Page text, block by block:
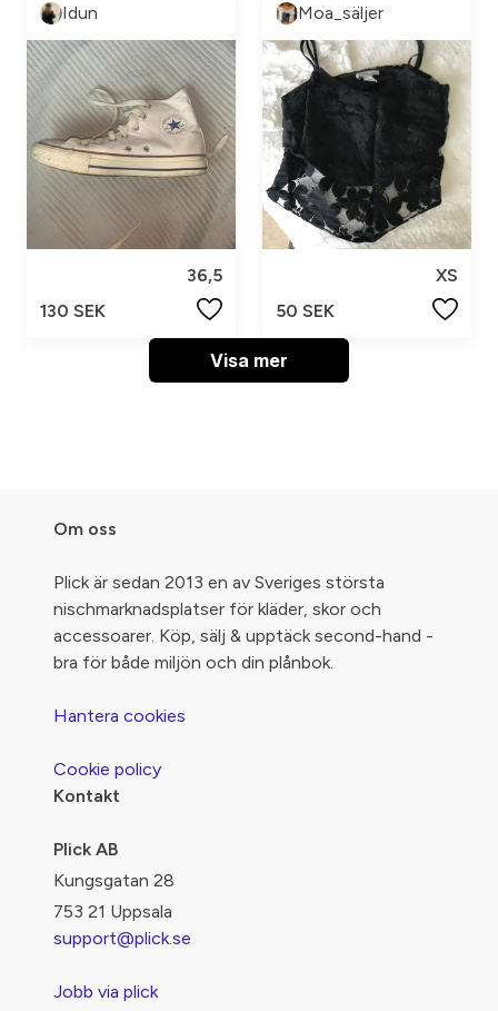
Idun
36,5
130 SEK
Moa_säljer
XS
50 SEK
Visa mer
Om oss
Plick är sedan 2013 en av Sveriges största
nischmarknadsplatser för kläder, skor och
accessoarer. Köp, sälj & upptäck second-hand -
bra för både miljön och din plånbok.
Hantera cookies
Cookie policy
Kontakt
Plick AB
Kungsgatan 28
753 21 Uppsala
support@plick.se
Jobb via plick